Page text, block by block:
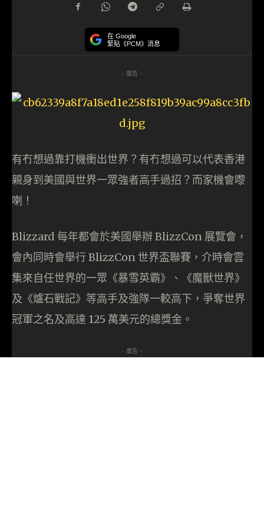
在 Google
緊貼《PCM》消息
- 廣告 -
有冇想過靠打機衝出世界？有冇想過可以代表香港
親身到美國與世界一眾強者高手過招？而家機會嚟
喇！
Blizzard 每年都會於美國舉辦 BlizzCon 展覽會，
會內同時會舉行 BlizzCon 世界盃聯賽，介時會雲
集來自任世界的一眾《暴雪英霸》、《魔獸世界》
及《爐石戰記》等高手及強隊一較高下，爭奪世界
冠軍之名及高達 125 萬美元的總獎金。
- 廣告 -